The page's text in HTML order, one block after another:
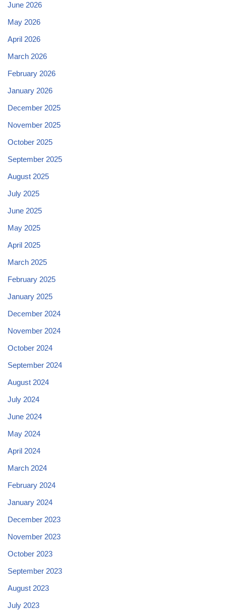
June 2026
May 2026
April 2026
March 2026
February 2026
January 2026
December 2025
November 2025
October 2025
September 2025
August 2025
July 2025
June 2025
May 2025
April 2025
March 2025
February 2025
January 2025
December 2024
November 2024
October 2024
September 2024
August 2024
July 2024
June 2024
May 2024
April 2024
March 2024
February 2024
January 2024
December 2023
November 2023
October 2023
September 2023
August 2023
July 2023